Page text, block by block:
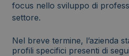
focus nello sviluppo di
settore.
Nel breve termine, l’azienda
profili specifici presenti di